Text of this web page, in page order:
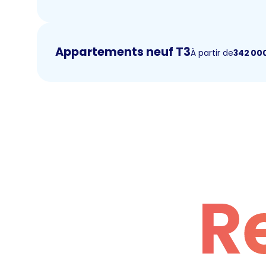
Appartements neuf T3À partir de342